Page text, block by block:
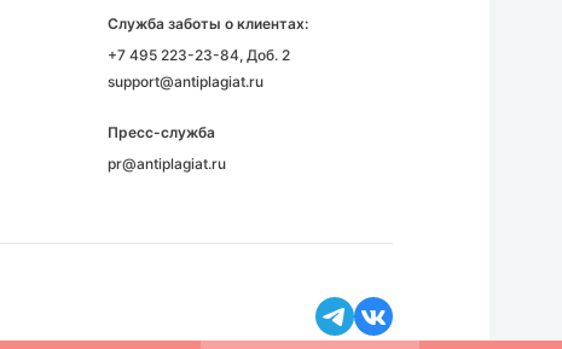
Служба заботы о клиентах:
+7 495 223-23-84, Доб. 2
support@antiplagiat.ru
Пресс-служба
pr@antiplagiat.ru